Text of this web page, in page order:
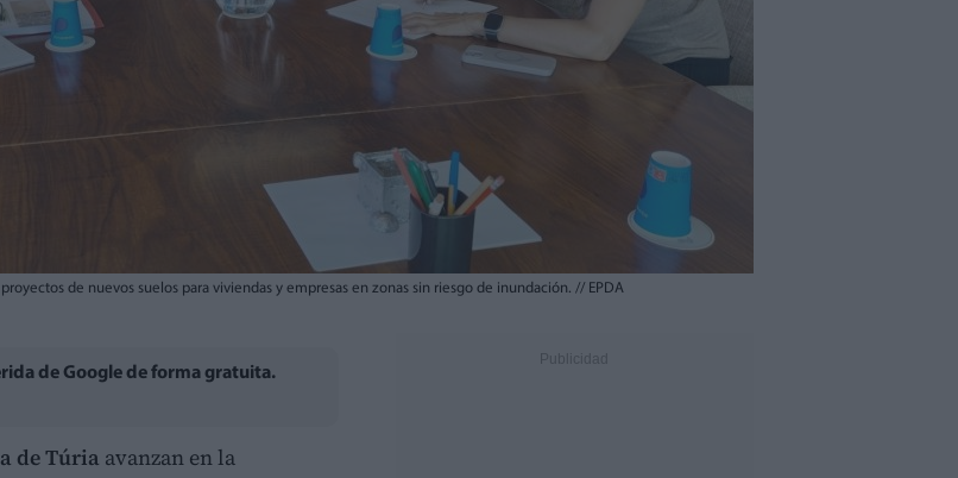
de nuevos suelos para viviendas y empresas en zonas sin riesgo de inundación. // EPDA
de Google de forma gratuita.
de Túria avanzan en la